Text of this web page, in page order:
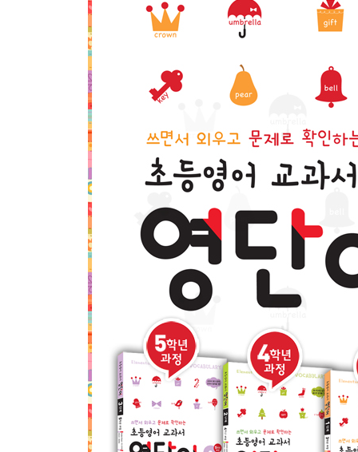
Practice the Words (Day 11~15)
Review Test 01 (Day 01~15)
Day 16
Day 17
Day 18
Day 19
Day 20
Practice the Words (Day 16~20)
Day 21
Day 22
Day 23
Day 24
Day 25
Practice the Words (Day 21~25)
Day 26
Day 27
Day 28
Day 29
Day 30